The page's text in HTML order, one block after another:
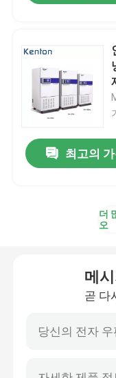
최고의
더
오
메
곧 다